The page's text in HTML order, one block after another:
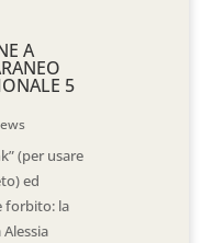
A
5
(per usare
ed
forbito: la